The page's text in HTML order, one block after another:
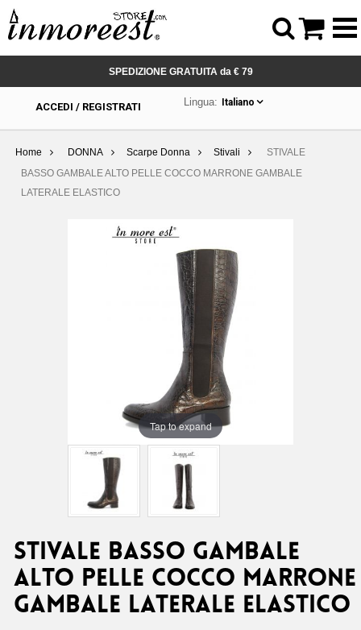
SPEDIZIONE GRATUITA da € 79
ACCEDI / REGISTRATI Lingua: Italiano
Home DONNA Scarpe Donna Stivali
STIVALE
BASSO GAMBALE ALTO PELLE COCCO MARRONE GAMBALE
LATERALE ELASTICO
Tap to expand
STIVALE BASSO GAMBALE
ALTO PELLE COCCO MARRONE
GAMBALE LATERALE ELASTICO
 